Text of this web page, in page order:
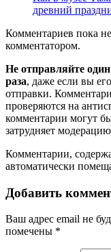
древний
Комментариев пока
комментатором.
Не отправляйте
раза, даже если вы
отправки.
проверяются на
комментарии могут
затрудняет
Комментарии,
автоматически
Добавить
Ваш адрес email не
помечены *